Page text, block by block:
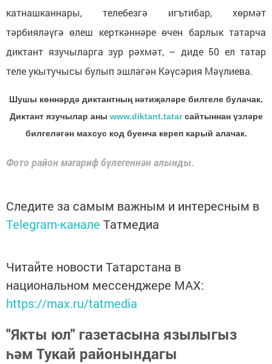
катнашканнары, телебезгә игътибар, хөрмәт
тәрбияләүгә өлеш керткәннәре өчен барлык татарча
диктант язучыларга зур рәхмәт, – диде 50 ел татар
теле укытучысы булып эшләгән Кәүсәрия Мәүлиева.
Шушы көннәрдә диктантның нәтиҗәләре билгеле булачак.
Диктант язучылар аны www.diktant.tatarсайтыннан үзләре
билгеләгән махсус код буенча кереп карый алачак.
Фото район мәгариф бүлегеннән алынды.
Следите за самым важным и интересным в
Telegram-канале Татмедиа
Читайте новости Татарстана в
национальном мессенджере MАХ:
https://max.ru/tatmedia
"Якты юл" газетасына язылыгыз
һәм Тукай районындагы